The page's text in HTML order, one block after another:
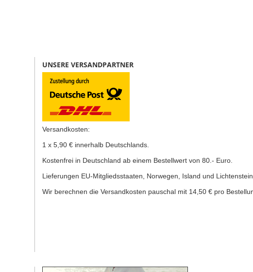
UNSERE VERSANDPARTNER
Versandkosten:
1 x 5,90 € innerhalb Deutschlands.
Kostenfrei in Deutschland ab einem Bestellwert von 80.- Euro.
Lieferungen EU-Mitgliedsstaaten, Norwegen, Island und
Wir berechnen die Versandkosten pauschal mit 14,50 € pro